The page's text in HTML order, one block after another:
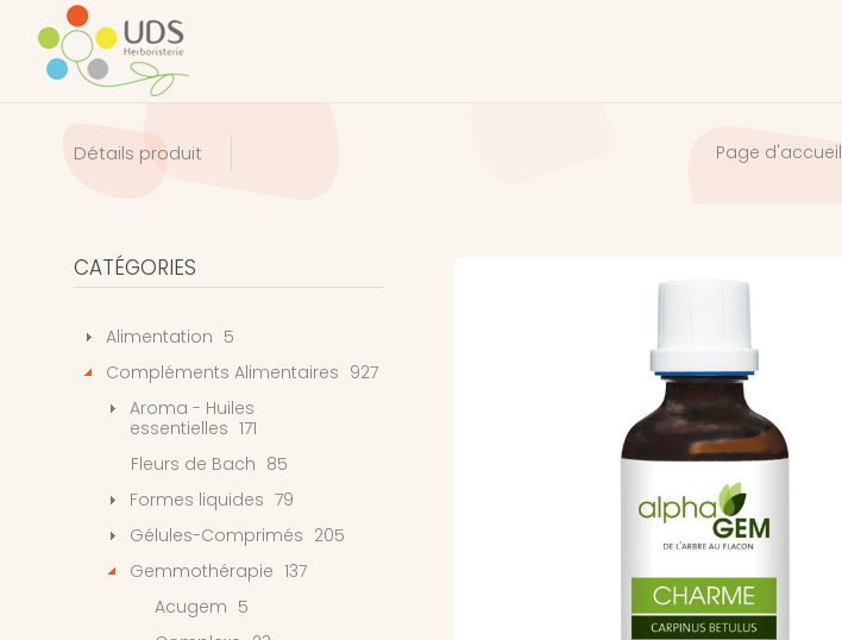
Détails produit Page d'accueil
CATÉGORIES
Alimentation 5
Compléments Alimentaires 927
Aroma - Huiles
essentielles 171
Fleurs de Bach 85
Formes liquides 79
Gélules-Comprimés 205
Gemmothérapie 137
Acugem 5